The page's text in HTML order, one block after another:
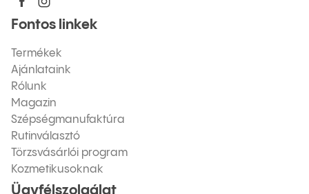
Fontos linkek
Termékek
Ajánlataink
Rólunk
Magazin
Szépségmanufaktúra
Rutinválasztó
Törzsvásárlói program
Kozmetikusoknak
Ügyfélszolgálat